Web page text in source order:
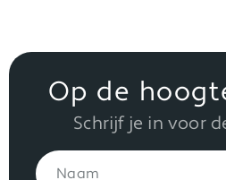
Op de
Schrijf je in voor